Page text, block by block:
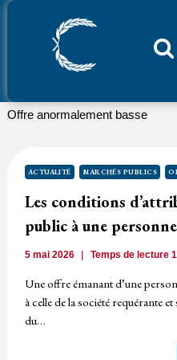
Aller
Offre anormalement basse
ACTUALITÉ MARCHÉS PUBLICS
Les conditions
public à une
5 mai 2026 Temps de lecture1
Une offre émanant d’une
à celle de la société requérante
du…